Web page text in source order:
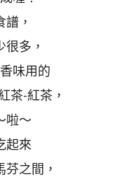
，
多，
味用的
茶-紅茶，
啦～
起來
之間，